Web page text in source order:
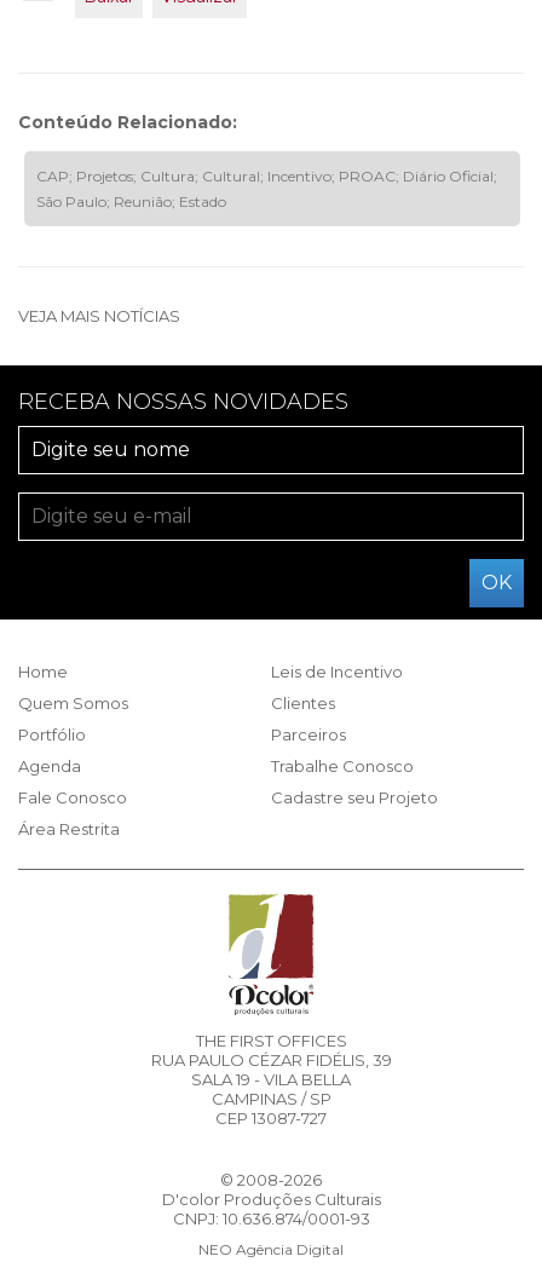
Conteúdo Relacionado:
CAP; Projetos; Cultura; Cultural; Incentivo; PROAC; Diário Oficial;
São Paulo; Reunião; Estado
VEJA MAIS NOTÍCIAS
RECEBA NOSSAS NOVIDADES
Home
Quem Somos
Portfólio
Leis de Incentivo
Clientes
Parceiros
Agenda
Fale Conosco
Área Restrita
Trabalhe Conosco
Cadastre seu Projeto
THE FIRST OFFICES
RUA PAULO CÉZAR FIDÉLIS, 39
SALA 19 - VILA BELLA
CAMPINAS / SP
CEP 13087-727
© 2008-2026
D'color Produções Culturais
CNPJ: 10.636.874/0001-93
NEO Agência Digital